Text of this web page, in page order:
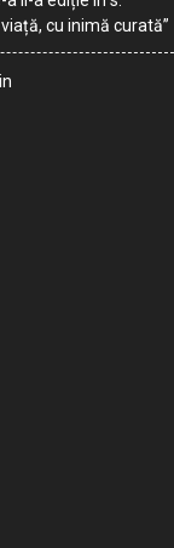
cu inimă curată”